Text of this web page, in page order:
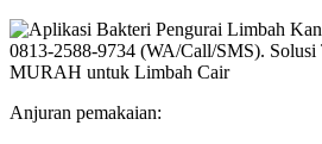
Anjuran pemakaian: